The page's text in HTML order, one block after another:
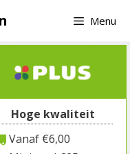
Menu
Hoge kwaliteit
Vanaf €6,00